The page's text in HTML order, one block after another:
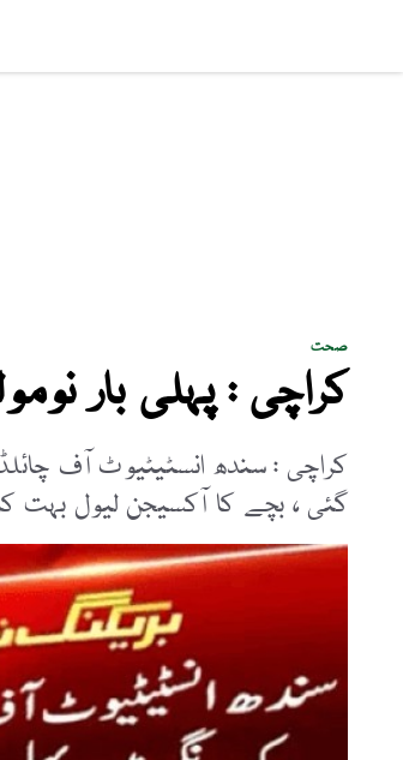
صحت
کراچی : پہلی بار
کراچی : سندھ انسٹیٹیوٹ آف
گئی ، بچے کا آکسیجن لیول بہت کم